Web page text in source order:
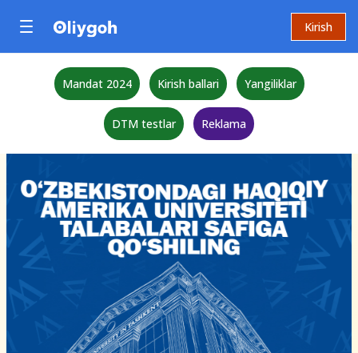
Kirish
Mandat 2024 Kirish ballari Yangiliklar
DTM testlar Reklama